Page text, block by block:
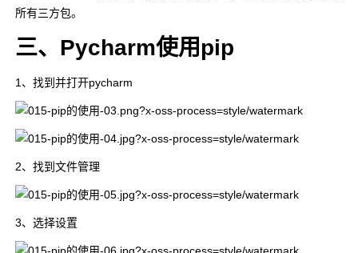
所有三方包。
三、Pycharm使用pip
1、找到并打开pycharm
2、找到文件管理
3、选择设置